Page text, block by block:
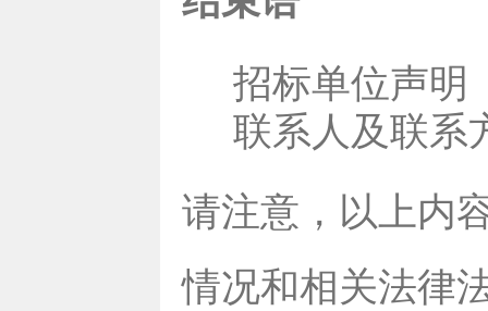
招标单位声明
联系人及联系
请注意，以上内
情况和相关法律